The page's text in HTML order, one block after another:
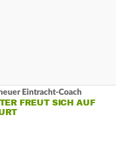
Eintracht-Coach
FREUT SICH AUF